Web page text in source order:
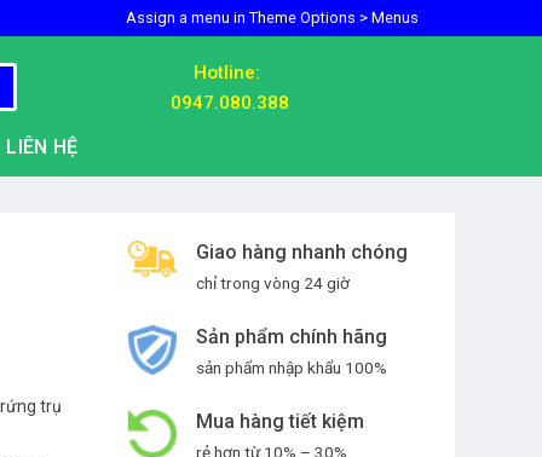
Assign a menu in Theme Options > Menus
Hotline:
0947.080.388
LIÊN HỆ
Giao hàng nhanh chóng
chỉ trong vòng 24 giờ
Sản phẩm chính hãng
sản phẩm nhập khẩu 100%
Mua hàng tiết kiệm
rẻ hơn từ 10% – 30%
trụ